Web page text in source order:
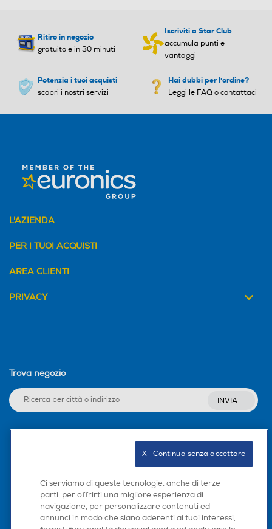
Ritiro in negozio
gratuito e in 30 minuti
Iscriviti a Star Club
accumula punti e
vantaggi
Potenzia i tuoi acquisti
scopri i nostri servizi
Hai dubbi per l'ordine?
Leggi le FAQ o contattaci
L'AZIENDA
PER I TUOI ACQUISTI
AREA CLIENTI
PRIVACY
Trova negozio
INVIA
Scarica la nostra app
Ci serviamo di queste tecnologie, anche di terze
parti, per offrirti una migliore esperienza di
navigazione, per personalizzare contenuti ed
annunci in modo che siano aderenti ai tuoi interessi,
X   Continua senza accettare